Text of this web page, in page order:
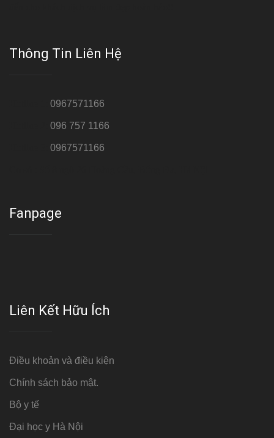
Thông Tin Liên Hệ
0967571166
096 757 1166
0967571166
Fanpage
Liên Kết Hữu Ích
Điều khoản và điều kiện
Chính sách bảo mật.
Bộ y tế
Đại học y Hà Nội